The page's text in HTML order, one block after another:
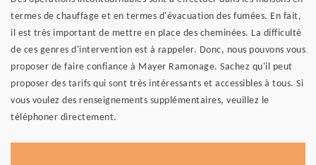
termes de chauffage et en termes d'évacuation des fumées. En fait,
il est très important de mettre en place des cheminées. La difficulté
de ces genres d'intervention est à rappeler. Donc, nous pouvons vous
proposer de faire confiance à Mayer Ramonage. Sachez qu'il peut
proposer des tarifs qui sont très intéressants et accessibles à tous. Si
vous voulez des renseignements supplémentaires, veuillez le
téléphoner directement.